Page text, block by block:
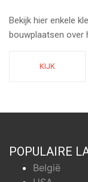
Bekijk hier enkele
bouwplaatsen over
KIJK
POPULAIRE
België